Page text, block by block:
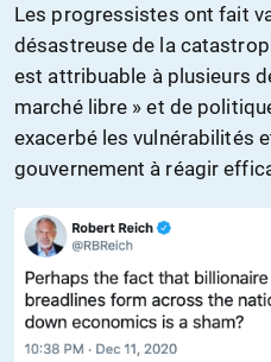
Les progressistes ont fait
désastreuse de la
est attribuable à plusieurs
marché libre » et de
exacerbé les vulnérabilités
gouvernement à réagir